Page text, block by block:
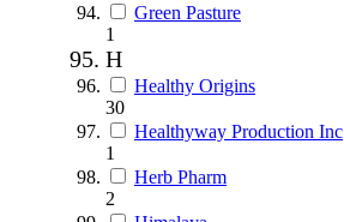
Green Pasture
1
H
Healthy Origins
30
Healthyway Production Inc
1
Herb Pharm
2